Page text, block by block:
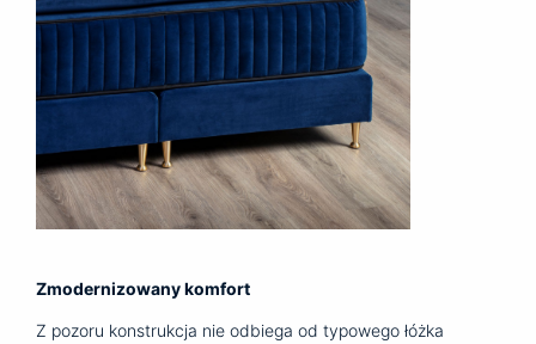
Zmodernizowany komfort
Z pozoru konstrukcja nie odbiega od typowego łóżka